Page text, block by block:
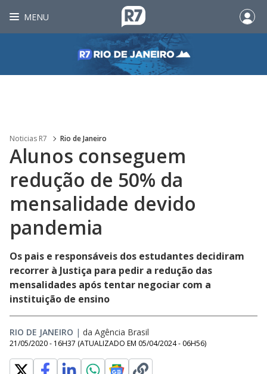
MENU
Noticias R7 Rio de Janeiro
Alunos conseguem
redução de 50% da
mensalidade devido
pandemia
Os pais e responsáveis dos estudantes decidiram
recorrer à Justiça para pedir a redução das
mensalidades após tentar negociar com a
instituição de ensino
RIO DE JANEIRO | da Agência Brasil
21/05/2020 - 16H37 (ATUALIZADO EM 05/04/2024 - 06H56)